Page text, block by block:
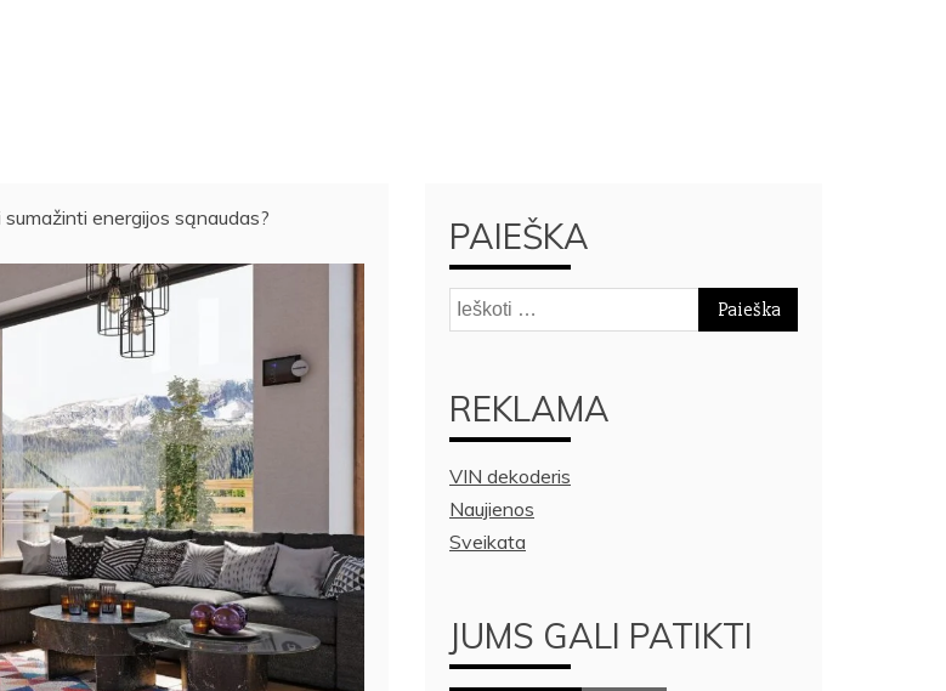
energijos sąnaudas? PAIEŠKA
Ieškoti:
REKLAMA
VIN dekoderis
Naujienos
Sveikata
JUMS GALI PATIKTI